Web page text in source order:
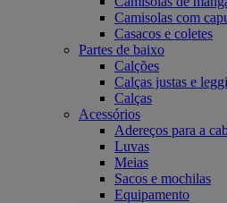
Camisolas com
Casacos e coletes
Partes de baixo
Calções
Calças justas e
Calças
Acessórios
Adereços para a
Luvas
Meias
Sacos e mochilas
Equipamento